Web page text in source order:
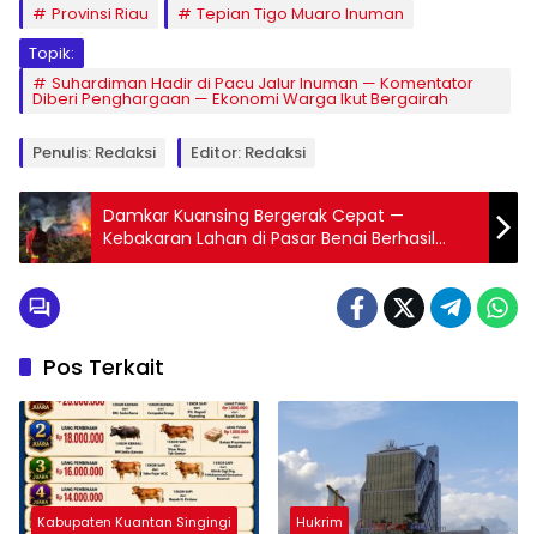
Provinsi Riau
Tepian Tigo Muaro Inuman
Topik:
Suhardiman Hadir di Pacu Jalur Inuman — Komentator
Diberi Penghargaan — Ekonomi Warga Ikut Bergairah
Penulis: Redaksi Editor: Redaksi
Damkar Kuansing Bergerak Cepat —
Kebakaran Lahan di Pasar Benai Berhasil
Dijinakkan
Pos Terkait
Kabupaten Kuantan Singingi Hukrim